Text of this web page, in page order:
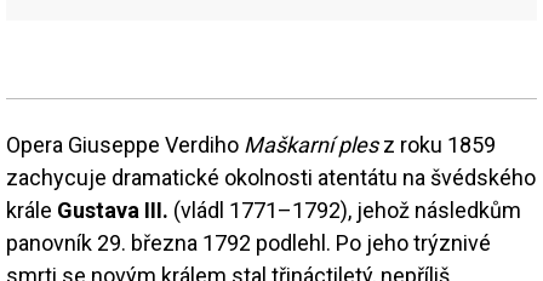
Opera Giuseppe Verdiho Maškarní plesz roku 1859
zachycuje dramatické okolnosti atentátu na švédského
krále Gustava III. (vládl 1771–1792), jehož následkům
panovník 29. března 1792 podlehl. Po jeho trýznivé
smrti se novým králem stal třináctiletý, nepříliš